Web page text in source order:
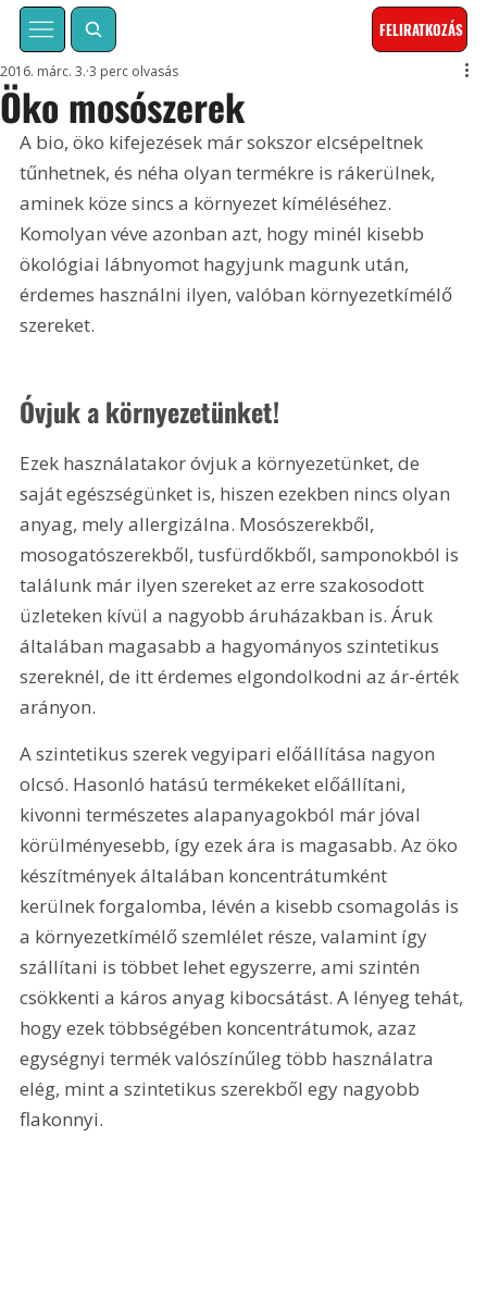
FELIRATKOZÁS
Öko mosószerek
2016. márc. 3. 3 perc olvasás
A bio, öko kifejezések már sokszor elcsépeltnek
tűnhetnek, és néha olyan termékre is rákerülnek,
aminek köze sincs a környezet kíméléséhez.
Komolyan véve azonban azt, hogy minél kisebb
ökológiai lábnyomot hagyjunk magunk után,
érdemes használni ilyen, valóban környezetkímélő
szereket.
Óvjuk a környezetünket!
Ezek használatakor óvjuk a környezetünket, de
saját egészségünket is, hiszen ezekben nincs olyan
anyag, mely allergizálna. Mosószerekből,
mosogatószerekből, tusfürdőkből, samponokból is
találunk már ilyen szereket az erre szakosodott
üzleteken kívül a nagyobb áruházakban is. Áruk
általában magasabb a hagyományos szintetikus
szereknél, de itt érdemes elgondolkodni az ár-érték
arányon.
A szintetikus szerek vegyipari előállítása nagyon
olcsó. Hasonló hatású termékeket előállítani,
kivonni természetes alapanyagokból már jóval
körülményesebb, így ezek ára is magasabb. Az öko
készítmények általában koncentrátumként
kerülnek forgalomba, lévén a kisebb csomagolás is
a környezetkímélő szemlélet része, valamint így
szállítani is többet lehet egyszerre, ami szintén
csökkenti a káros anyag kibocsátást. A lényeg tehát,
hogy ezek többségében koncentrátumok, azaz
egységnyi termék valószínűleg több használatra
elég, mint a szintetikus szerekből egy nagyobb
flakonnyi.